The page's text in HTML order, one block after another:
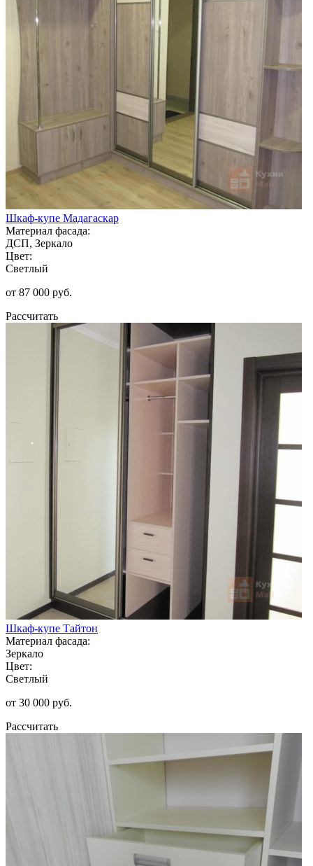
Шкаф-купе Мадагаскар
Материал фасада:
ДСП, Зеркало
Цвет:
Светлый
от 87 000 руб.
Рассчитать
Шкаф-купе Тайтон
Материал фасада:
Зеркало
Цвет:
Светлый
от 30 000 руб.
Рассчитать